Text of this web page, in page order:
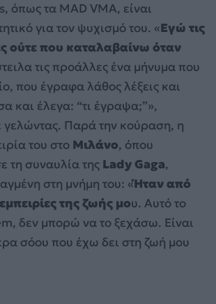
όπως τα MAD VMA, είναι
για τον ψυχισμό του. «Εγώ τις
ούτε που καταλαβαίνω όταν
τις προάλλες ένα μήνυμα που
που έγραφα λάθος λέξεις και
και έλεγα: “τι έγραψα;”»,
γελώντας. Παρά την κούραση, η
του στο Μιλάνο, όπου
τη συναυλία της Lady Gaga,
στη μνήμη του: «Ήταν από
της ζωής μου. Αυτό το
δεν μπορώ να το ξεχάσω. Είναι
σόου που έχω δει στη ζωή μου